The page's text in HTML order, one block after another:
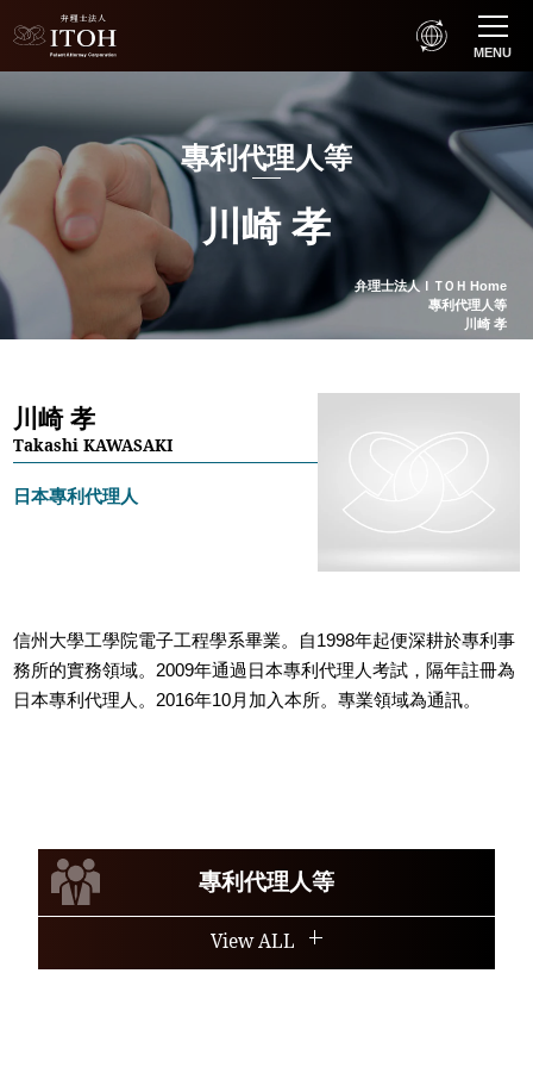
MENU
川崎 孝
專利代理人等
弁理士法人ＩＴＯＨ Home
專利代理人等
川崎 孝
川崎 孝
Takashi KAWASAKI
日本專利代理人
信州大學工學院電子工程學系畢業。自1998年起便深耕於專利事
務所的實務領域。2009年通過日本專利代理人考試，隔年註冊為
日本專利代理人。2016年10月加入本所。專業領域為通訊。
專利代理人等
View ALL